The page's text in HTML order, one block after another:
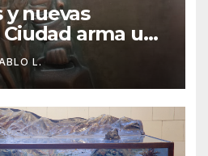
y nuevas
arma una
fuerte para
L.